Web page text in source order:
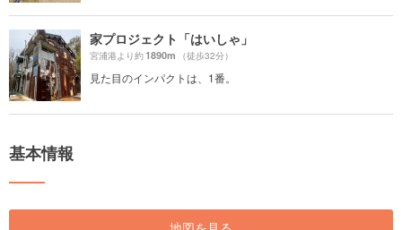
家プロジェクト「はいしゃ」
宮浦港より約1890m （徒歩32分）
見た目のインパクトは、1番。
基本情報